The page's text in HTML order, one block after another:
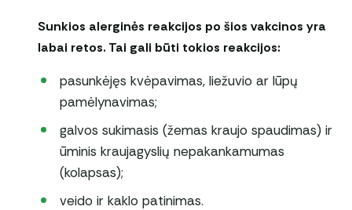
Sunkios alerginės reakcijos po šios vakcinos yra
labai retos. Tai gali būti tokios reakcijos:
pasunkėjęs kvėpavimas, liežuvio ar lūpų
pamėlynavimas;
galvos sukimasis (žemas kraujo spaudimas) ir
ūminis kraujagyslių nepakankamumas
(kolapsas);
veido ir kaklo patinimas.